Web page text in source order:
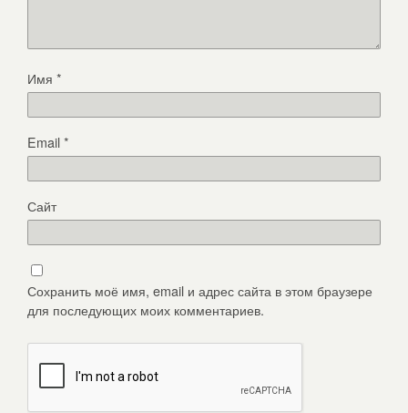
Имя *
Email*
Сайт
Сохранить моё имя, email и адрес сайта в этом браузере
для последующих моих комментариев.